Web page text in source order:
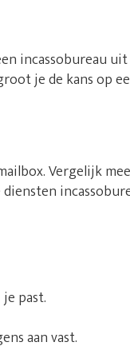
incassobureau
je de kans op
Vergelijk
past.
aan vast.